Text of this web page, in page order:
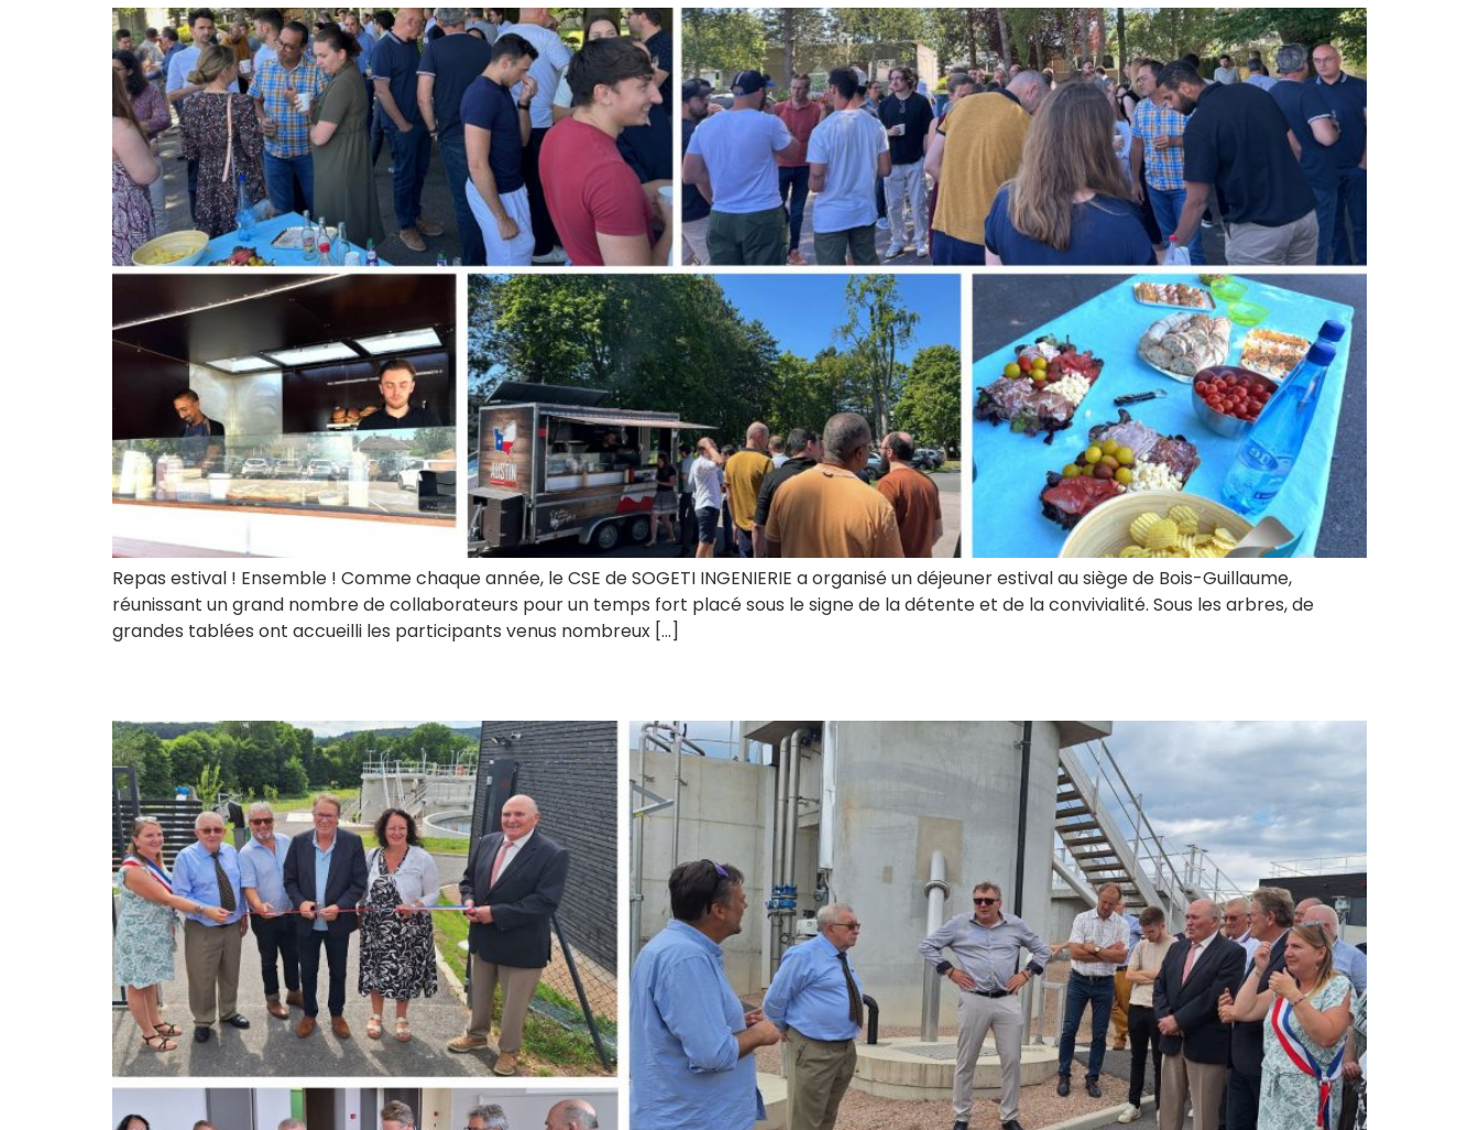
Repas estival ! Ensemble ! Comme chaque année, le CSE de SOGETI INGENIERIE a organisé un déjeuner estival au siège de Bois-Guillaume,
réunissant un grand nombre de collaborateurs pour un temps fort placé sous le signe de la détente et de la convivialité. Sous les arbres, de
grandes tablées ont accueilli les participants venus nombreux […]